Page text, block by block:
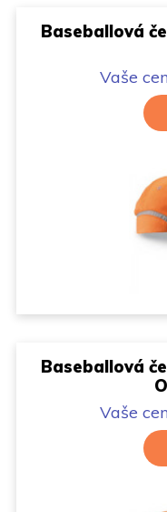
Baseballová
Vaše
Baseballová
Vaše